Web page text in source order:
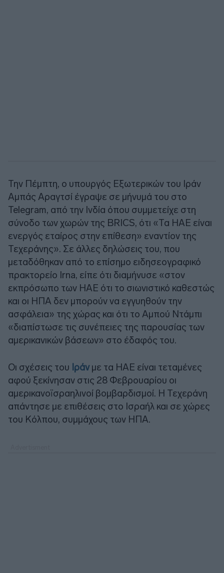
Την Πέμπτη, ο υπουργός Εξωτερικών του Ιράν
Αμπάς Αραγτσί έγραψε σε μήνυμά του στο
Telegram, από την Ινδία όπου συμμετείχε στη
σύνοδο των χωρών της BRICS, ότι «Τα ΗΑΕ είναι
ενεργός εταίρος στην επίθεση» εναντίον της
Τεχεράνης». Σε άλλες δηλώσεις του, που
μεταδόθηκαν από το επίσημο ειδησεογραφικό
πρακτορείο Irna, είπε ότι διαμήνυσε «στον
εκπρόσωπο των ΗΑΕ ότι το σιωνιστικό καθεστώς
και οι ΗΠΑ δεν μπορούν να εγγυηθούν την
ασφάλεια» της χώρας και ότι το Aμπού Ντάμπι
«διαπίστωσε τις συνέπειες της παρουσίας των
αμερικανικών βάσεων» στο έδαφός του.
Οι σχέσεις του Ιράνμε τα ΗΑΕ είναι τεταμένες
αφού ξεκίνησαν στις 28 Φεβρουαρίου οι
αμερικανοϊσραηλινοί βομβαρδισμοί. Η Τεχεράνη
απάντησε με επιθέσεις στο Ισραήλ και σε χώρες
του Κόλπου, συμμάχους των ΗΠΑ.